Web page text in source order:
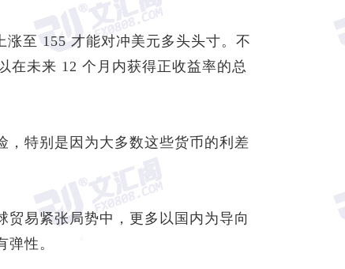
涨至 155 才能对冲美元多头头寸。不
在未来 12 个月内获得正收益率的总
，特别是因为大多数这些货币的利差
易紧张局势中，更多以国内为导向
性。